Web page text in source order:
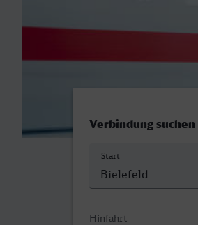
Verbindung suchen
Start
Hinfahrt